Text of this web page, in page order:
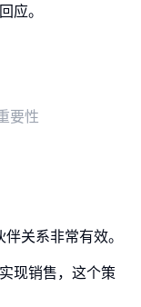
应。
要性
关系非常有效。
现销售，这个策